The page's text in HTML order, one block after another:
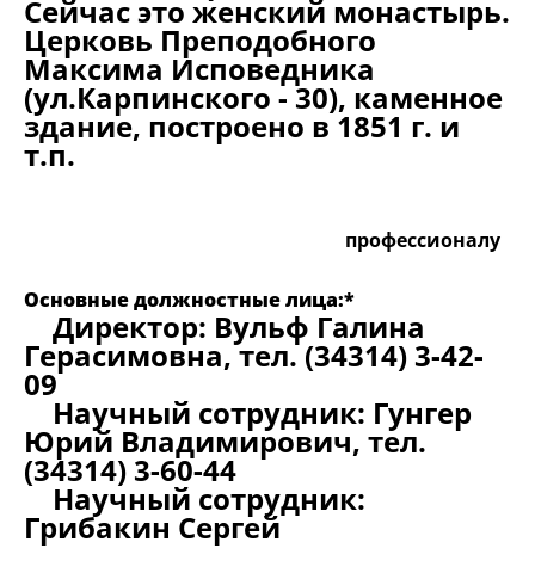
Сейчас это женский монастырь.
Церковь Преподобного
Максима Исповедника
(ул.Карпинского - 30), каменное
здание, построено в 1851 г. и
т.п.
профессионалу
Основные должностные лица:*
Директор: Вульф Галина
Герасимовна, тел. (34314) 3-42-
09
Научный сотрудник: Гунгер
Юрий Владимирович, тел.
(34314) 3-60-44
Научный сотрудник:
Грибакин Сергей